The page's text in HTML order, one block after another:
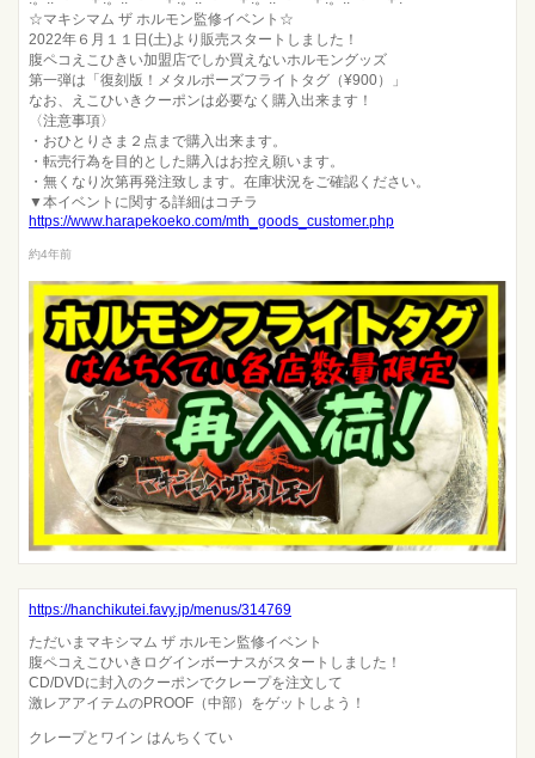
☆マキシマム ザ ホルモン監修イベント☆
2022年６月１１日(土)より販売スタートしました！
腹ペコえこひきい加盟店でしか買えないホルモングッズ
第一弾は「復刻版！メタルポーズフライトタグ（¥900）」
なお、えこひいきクーポンは必要なく購入出来ます！
〈注意事項〉
・おひとりさま２点まで購入出来ます。
・転売行為を目的とした購入はお控え願います。
・無くなり次第再発注致します。在庫状況をご確認ください。
▼本イベントに関する詳細はコチラ
https://www.harapekoeko.com/mth_goods_customer.php
約4年前
https://hanchikutei.favy.jp/menus/314769
ただいまマキシマム ザ ホルモン監修イベント
腹ペコえこひいきログインボーナスがスタートしました！
CD/DVDに封入のクーポンでクレープを注文して
激レアアイテムのPROOF（中部）をゲットしよう！
クレープとワイン はんちくてい